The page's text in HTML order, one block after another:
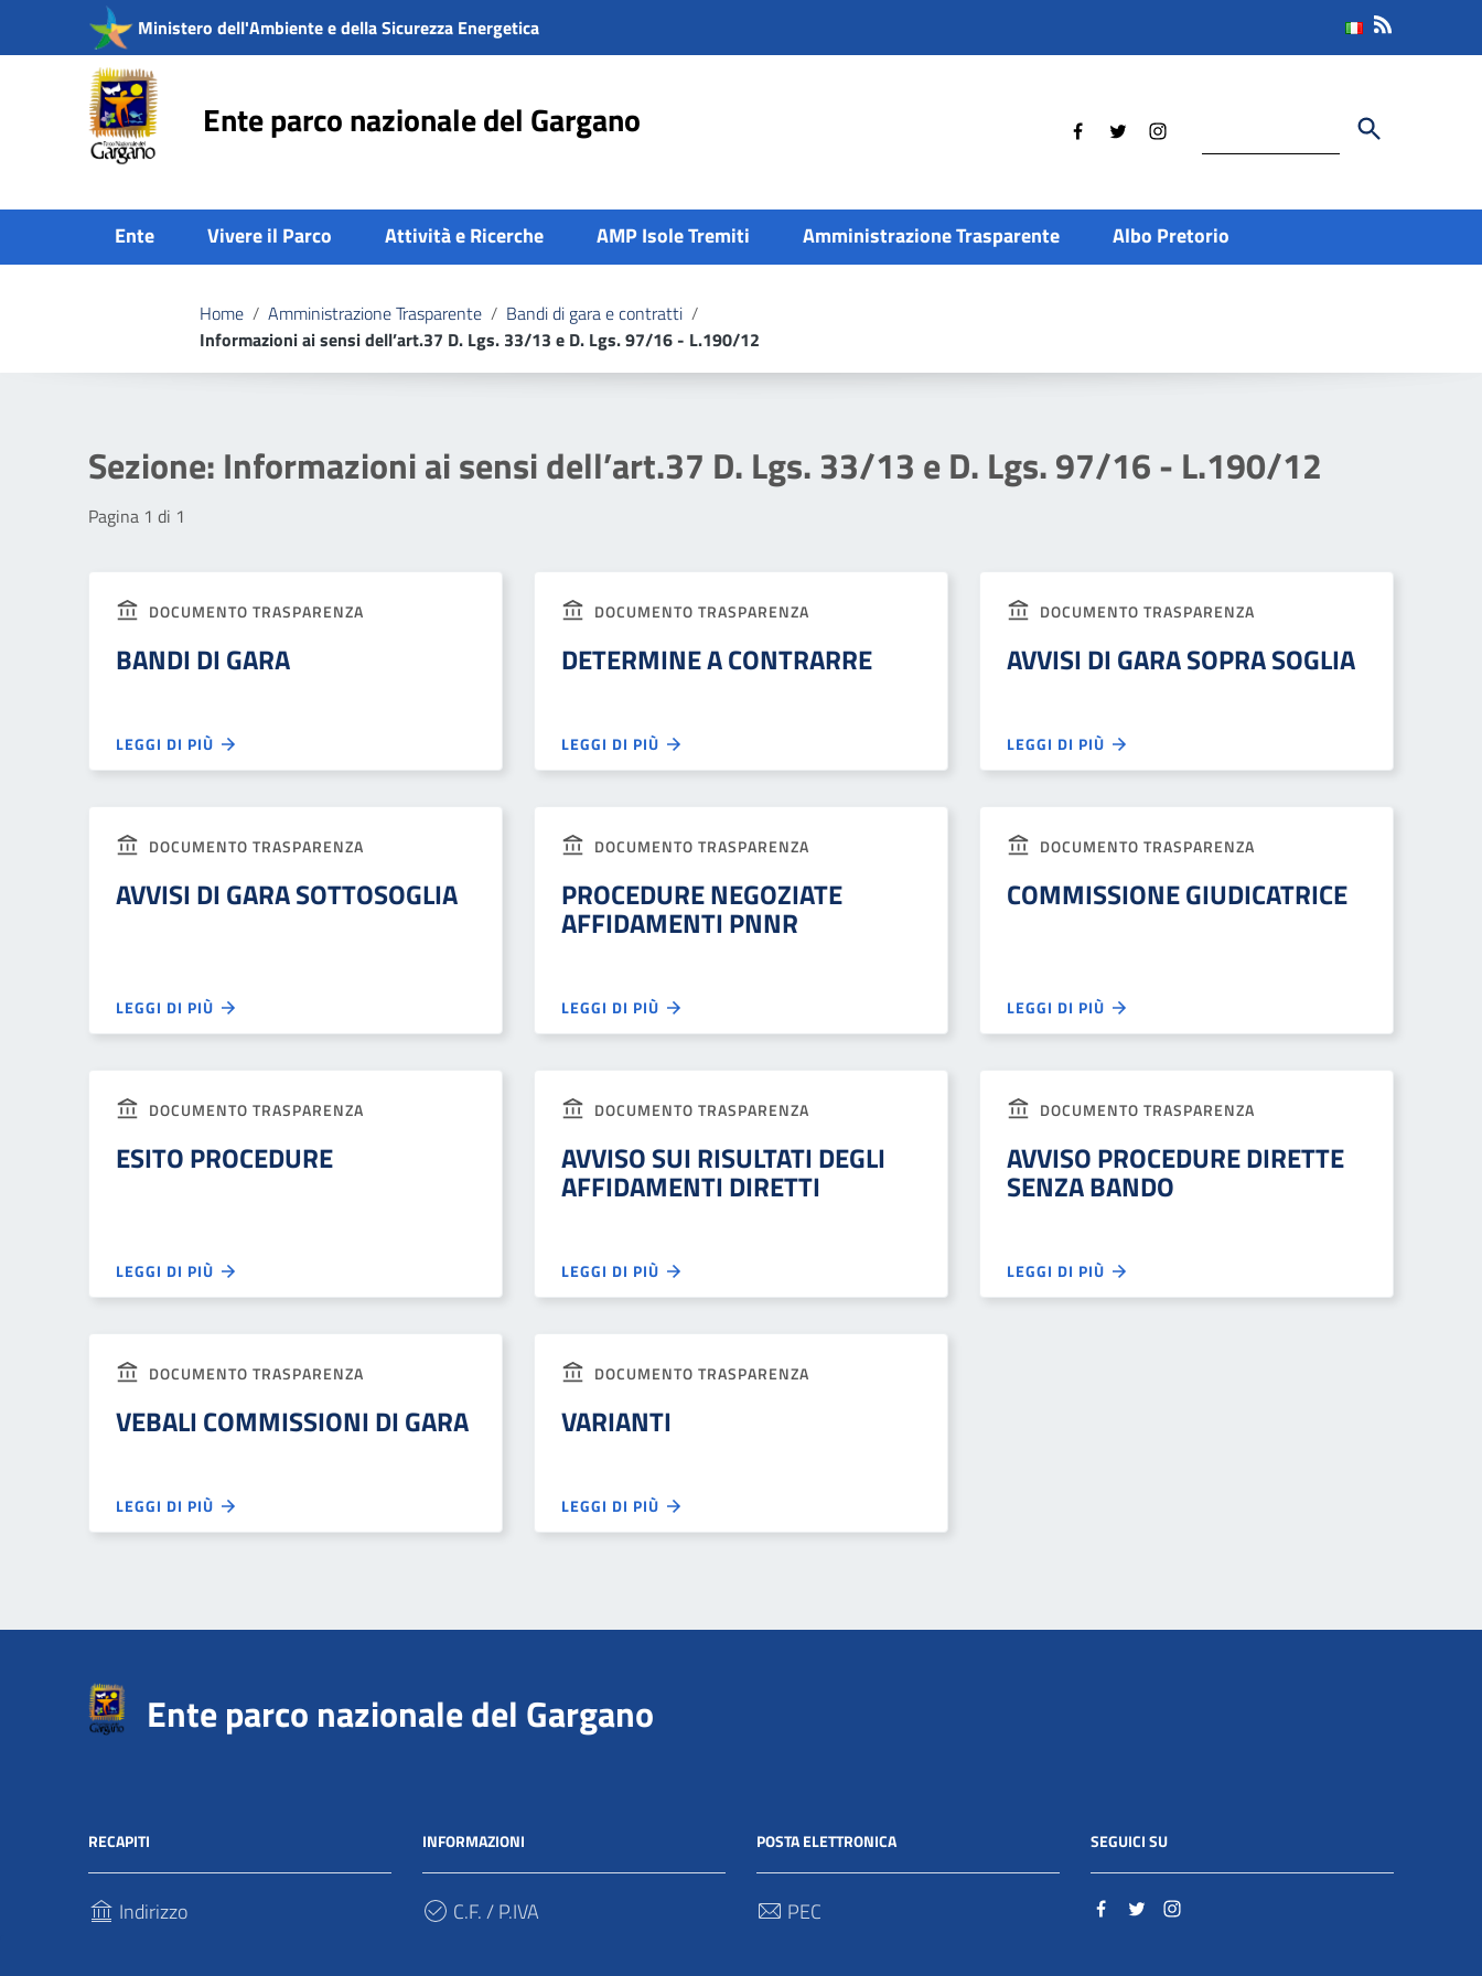
Vai ai contenuti
Vai al menu di navigazione
Vai al footer
Ministero dell'Ambiente e della Sicurezza Energetica
Ente parco nazionale del Gargano Cerca
Ente Vivere il Parco Attività e Ricerche AMP Isole Tremiti Amministrazione Trasparente Albo Pretorio
Home / Amministrazione Trasparente / Bandi di gara e contratti /
Informazioni ai sensi dell’art.37 D. Lgs. 33/13 e D. Lgs. 97/16 - L.190/12
Sezione: Informazioni ai sensi dell’art.37 D. Lgs. 33/13 e D. Lgs. 97/16 - L.190/12
Pagina 1 di 1
DOCUMENTO TRASPARENZA
BANDI DI GARA
LEGGI DI PIÙ
DOCUMENTO TRASPARENZA
DETERMINE A CONTRARRE
LEGGI DI PIÙ
DOCUMENTO TRASPARENZA
AVVISI DI GARA SOPRA SOGLIA
LEGGI DI PIÙ
DOCUMENTO TRASPARENZA
AVVISI DI GARA SOTTOSOGLIA
LEGGI DI PIÙ
DOCUMENTO TRASPARENZA
PROCEDURE NEGOZIATE
AFFIDAMENTI PNNR
LEGGI DI PIÙ
DOCUMENTO TRASPARENZA
COMMISSIONE GIUDICATRICE
LEGGI DI PIÙ
DOCUMENTO TRASPARENZA
ESITO PROCEDURE
LEGGI DI PIÙ
DOCUMENTO TRASPARENZA
AVVISO SUI RISULTATI DEGLI
AFFIDAMENTI DIRETTI
LEGGI DI PIÙ
DOCUMENTO TRASPARENZA
AVVISO PROCEDURE DIRETTE
SENZA BANDO
LEGGI DI PIÙ
DOCUMENTO TRASPARENZA
VEBALI COMMISSIONI DI GARA
LEGGI DI PIÙ
DOCUMENTO TRASPARENZA
VARIANTI
LEGGI DI PIÙ
Ente parco nazionale del Gargano
RECAPITI
Indirizzo
INFORMAZIONI
C.F. / P.IVA
POSTA ELETTRONICA
PEC
SEGUICI SU